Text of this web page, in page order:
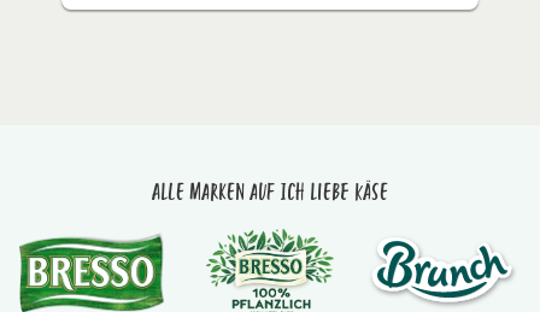
Alle Marken auf Ich liebe Käse